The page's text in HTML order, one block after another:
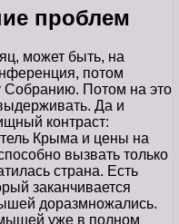
проблем
может быть, на
потом
Собранию. Потом на это
Да и
контраст:
Крыма и цены на
вызвать только
страна. Есть
заканчивается
доразмножались.
уже в полном